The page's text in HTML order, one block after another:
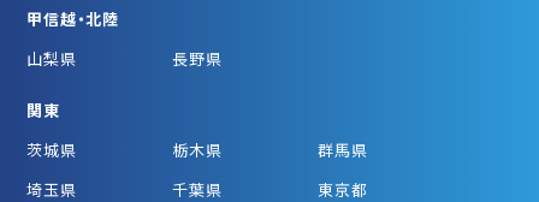
甲信越・北陸
山梨県
長野県
関東
茨城県
栃木県
群馬県
埼玉県
千葉県
東京都